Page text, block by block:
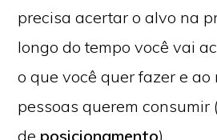
precisa acertar o alvo na
longo do tempo você vai
o que você quer fazer e ao
pessoas querem consumir
de posicionamento).